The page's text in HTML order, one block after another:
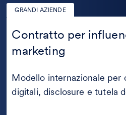
GRANDI AZIENDE
Contratto per
marketing
Contratto
per
influencer
marketing
Modello internazionale per
digitali, disclosure e tutela